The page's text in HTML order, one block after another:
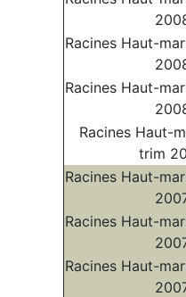
Racines Haut-
Racines Haut-
Racines Haut-
trim
Racines Haut-
Racines Haut-
Racines Haut-